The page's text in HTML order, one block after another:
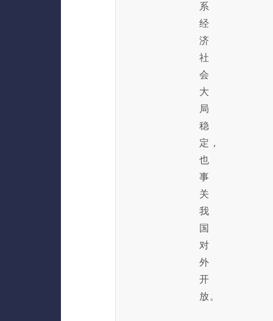
系
经
济
社
会
大
局
稳
定，
也
事
关
我
国
对
外
开
放。